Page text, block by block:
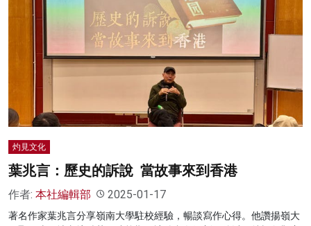
灼見文化
葉兆言：歷史的訴說 當故事來到香港
作者: 本社編輯部 2025-01-17
著名作家葉兆言分享嶺南大學駐校經驗，暢談寫作心得。他讚揚嶺大